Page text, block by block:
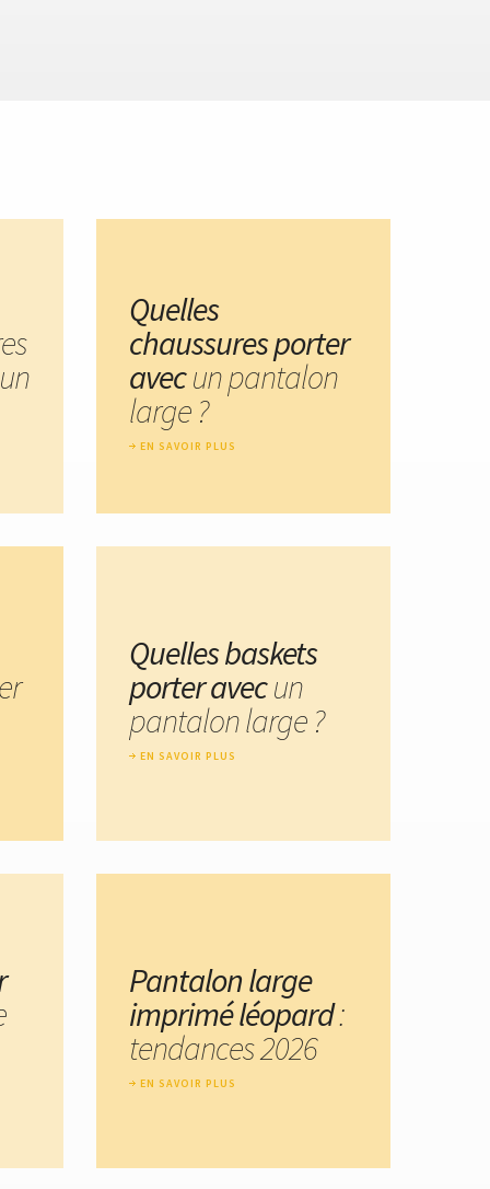
Quelles
chaussures porter
avecun pantalon
large ?
EN SAVOIR PLUS
Quelles baskets
porter avecun
pantalon large ?
EN SAVOIR PLUS
Pantalon large
imprimé léopard:
tendances 2026
EN SAVOIR PLUS